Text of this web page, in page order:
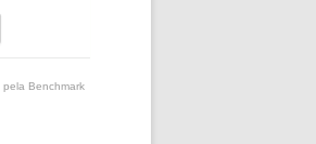
pela Benchmark